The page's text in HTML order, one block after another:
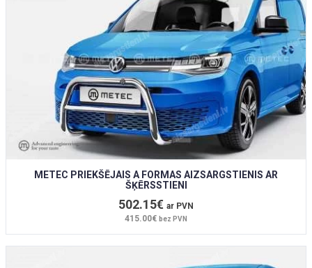
METEC PRIEKŠĒJAIS A FORMAS AIZSARGSTIENIS AR
ŠĶĒRSSTIENI
502.15€ ar PVN
415.00€ bez PVN